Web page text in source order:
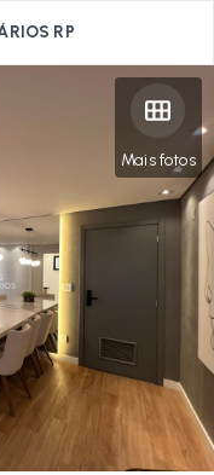
RP
Mais fotos